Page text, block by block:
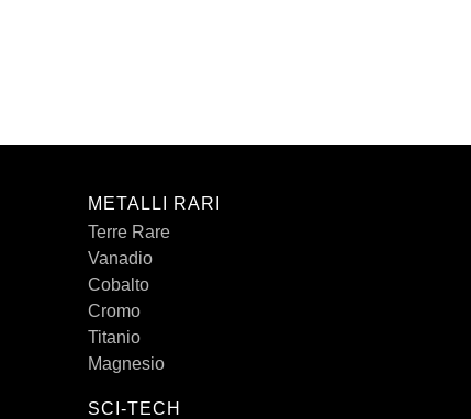
METALLI RARI
Terre Rare
Vanadio
Cobalto
Cromo
Titanio
Magnesio
SCI-TECH